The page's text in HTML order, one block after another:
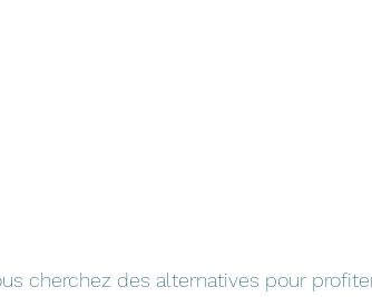
cherchez des alternatives pour